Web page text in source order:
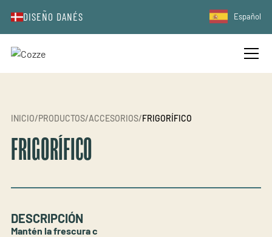
DISEÑO DANÉS Español
INICIO/PRODUCTOS/ACCESORIOS/FRIGORÍFICO
FRIGORÍFICO
DESCRIPCIÓN
Mantén la frescura c